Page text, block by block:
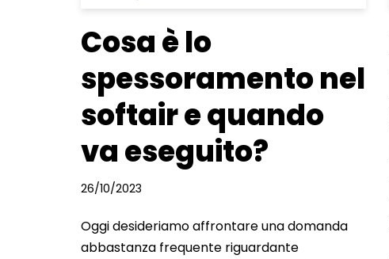
Cosa è lo
spessoramento nel
softair e quando
va eseguito?
26/10/2023
Oggi desideriamo affrontare una domanda
abbastanza frequente riguardante